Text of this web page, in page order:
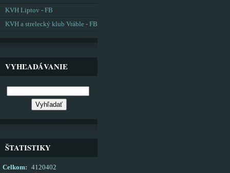
KVH Liptov - FB
KVH a strelecký klub Vráble - FB
VYHĽADÁVANIE
ŠTATISTIKY
Celkom:
4120402